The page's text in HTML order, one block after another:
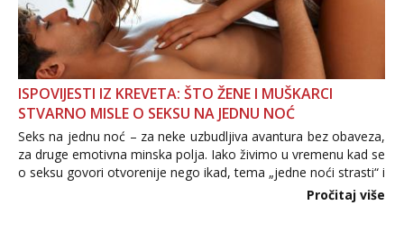
ISPOVIJESTI IZ KREVETA: ŠTO ŽENE I MUŠKARCI
STVARNO MISLE O SEKSU NA JEDNU NOĆ
Seks na jednu noć – za neke uzbudljiva avantura bez obaveza,
za druge emotivna minska polja. Iako živimo u vremenu kad se
o seksu govori otvorenije nego ikad, tema „jedne noći strasti“ i
dalje izaziva burne rasprave. Što zapravo misle žene, a što
Pročitaj više